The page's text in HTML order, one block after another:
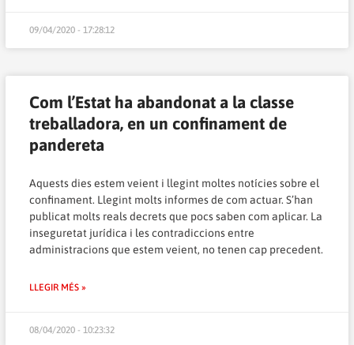
09/04/2020 - 17:28:12
Com l’Estat ha abandonat a la classe
treballadora, en un confinament de
pandereta
Aquests dies estem veient i llegint moltes notícies sobre el
confinament. Llegint molts informes de com actuar. S’han
publicat molts reals decrets que pocs saben com aplicar. La
inseguretat jurídica i les contradiccions entre
administracions que estem veient, no tenen cap precedent.
LLEGIR MÉS »
08/04/2020 - 10:23:32